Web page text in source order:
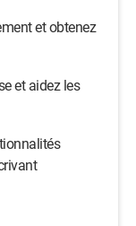
et obtenez
et aidez les